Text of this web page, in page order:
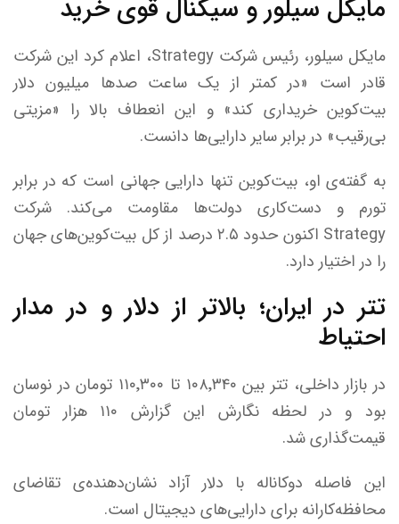
مایکل سیلور و سیگنال قوی خرید
مایکل سیلور، رئیس شرکت Strategy، اعلام کرد این شرکت
قادر است «در کمتر از یک ساعت صد‌ها میلیون دلار
بیت‌کوین خریداری کند» و این انعطاف بالا را «مزیتی
بی‌رقیب» در برابر سایر دارایی‌ها دانست.
به گفته‌ی او، بیت‌کوین تنها دارایی جهانی است که در برابر
تورم و دست‌کاری دولت‌ها مقاومت می‌کند. شرکت
Strategy اکنون حدود ۲.۵ درصد از کل بیت‌کوین‌های جهان
را در اختیار دارد.
تتر در ایران؛ بالاتر از دلار و در مدار
احتیاط
در بازار داخلی، تتر بین ۱۰۸٬۳۴۰ تا ۱۱۰٬۳۰۰ تومان در نوسان
بود و در لحظه نگارش این گزارش ۱۱۰ هزار تومان
قیمت‌گذاری شد.
این فاصله دوکاناله با دلار آزاد نشان‌دهنده‌ی تقاضای
محافظه‌کارانه برای دارایی‌های دیجیتال است.